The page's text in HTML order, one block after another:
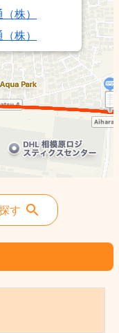
株）
株）
（株）
（株）
株）
株）
（株）
株）
株）
（株）
株）
神奈川中央
す